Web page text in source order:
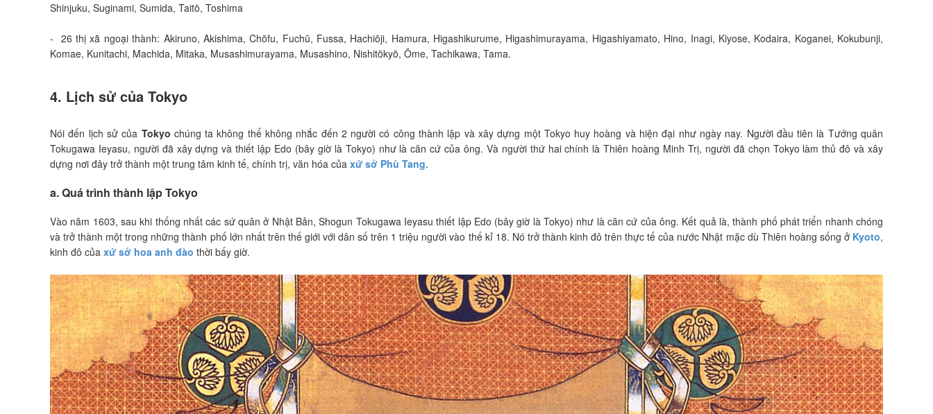
Shinjuku, Suginami, Sumida, Taitō, Toshima
- 26 thị xã ngoại thành: Akiruno, Akishima, Chōfu, Fuchū, Fussa, Hachiōji, Hamura, Higashikurume, Higashimurayama, Higashiyamato, Hino, Inagi, Kiyose, Kodaira, Koganei, Kokubunji,
Komae, Kunitachi, Machida, Mitaka, Musashimurayama, Musashino, Nishitōkyō, Ōme, Tachikawa, Tama.
4. Lịch sử của Tokyo
Nói đến lịch sử của Tokyo chúng ta không thể không nhắc đến 2 người có công thành lập và xây dựng một Tokyo huy hoàng và hiện đại như ngày nay. Người đầu tiên là Tướng quân
Tokugawa Ieyasu, người đã xây dựng và thiết lập Edo (bây giờ là Tokyo) như là căn cứ của ông. Và người thứ hai chính là Thiên hoàng Minh Trị, người đã chọn Tokyo làm thủ đô và xây
dựng nơi đây trở thành một trung tâm kinh tế, chính trị, văn hóa của xứ sở Phù Tang.
a. Quá trình thành lập Tokyo
Vào năm 1603, sau khi thống nhất các sứ quân ở Nhật Bản, Shogun Tokugawa Ieyasu thiết lập Edo (bây giờ là Tokyo) như là căn cứ của ông. Kết quả là, thành phố phát triển nhanh chóng
và trở thành một trong những thành phố lớn nhất trên thế giới với dân số trên 1 triệu người vào thế kỉ 18. Nó trở thành kinh đô trên thực tế của nước Nhật mặc dù Thiên hoàng sống ở Kyoto,
kinh đô của xứ sở hoa anh đào thời bấy giờ.